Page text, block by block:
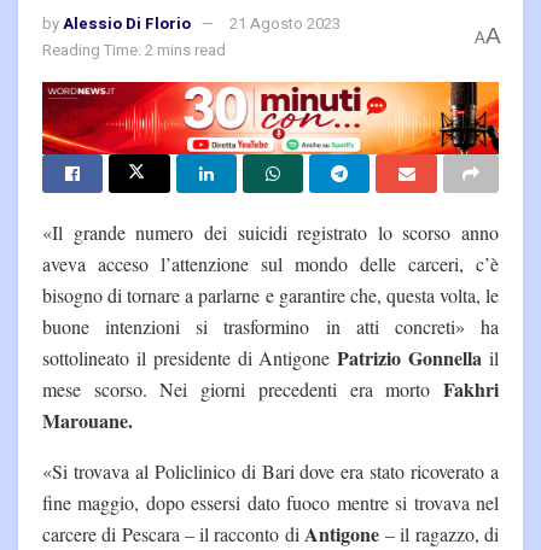
byAlessio Di Florio
21 Agosto 2023
Reading Time: 2 mins read
AA
«Il grande numero dei suicidi registrato lo scorso anno
aveva acceso l’attenzione sul mondo delle carceri, c’è
bisogno di tornare a parlarne e garantire che, questa volta, le
buone intenzioni si trasformino in atti concreti» ha
sottolineato il presidente di AntigonePatrizio Gonnella il
mese scorso. Nei giorni precedenti era morto Fakhri
Marouane.
«Si trovava al Policlinico di Bari dove era stato ricoverato a
fine maggio, dopo essersi dato fuoco mentre si trovava nel
carcere di Pescara – il racconto di Antigone– il ragazzo, di